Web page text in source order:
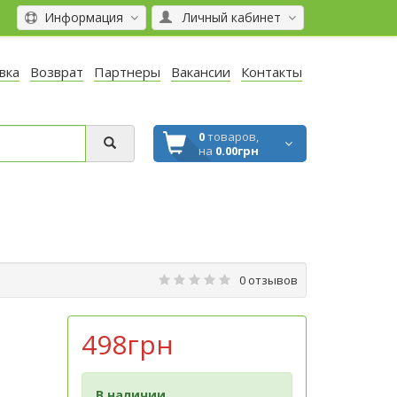
Личный кабинет
Информация
Возврат Партнеры Вакансии Контакты
0товаров,
на 0.00грн
0 отзывов
498грн